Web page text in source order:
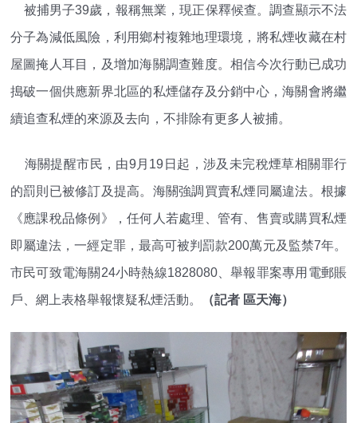
被捕男子39歲，報稱無業，現正保釋候查。調查顯示不法
分子為減低風險，利用鄉村複雜地理環境，將私煙收藏在村
屋圖掩人耳目，及增加海關調查難度。相信今次行動已成功
搗破一個供應新界北區的私煙儲存及分銷中心，海關會將繼
續追查私煙的來源及去向，不排除有更多人被捕。
海關提醒市民，由9月19日起，涉及未完稅煙草相關罪行
的罰則已被修訂及提高。海關強調買賣私煙同屬違法。根據
《應課稅品條例》，任何人若處理、管有、售賣或購買私煙
即屬違法，一經定罪，最高可被判罰款200萬元及監禁7年。
市民可致電海關24小時熱線1828080、舉報罪案專用電郵賬
戶、網上表格舉報懷疑私煙活動。
（記者 區天海）